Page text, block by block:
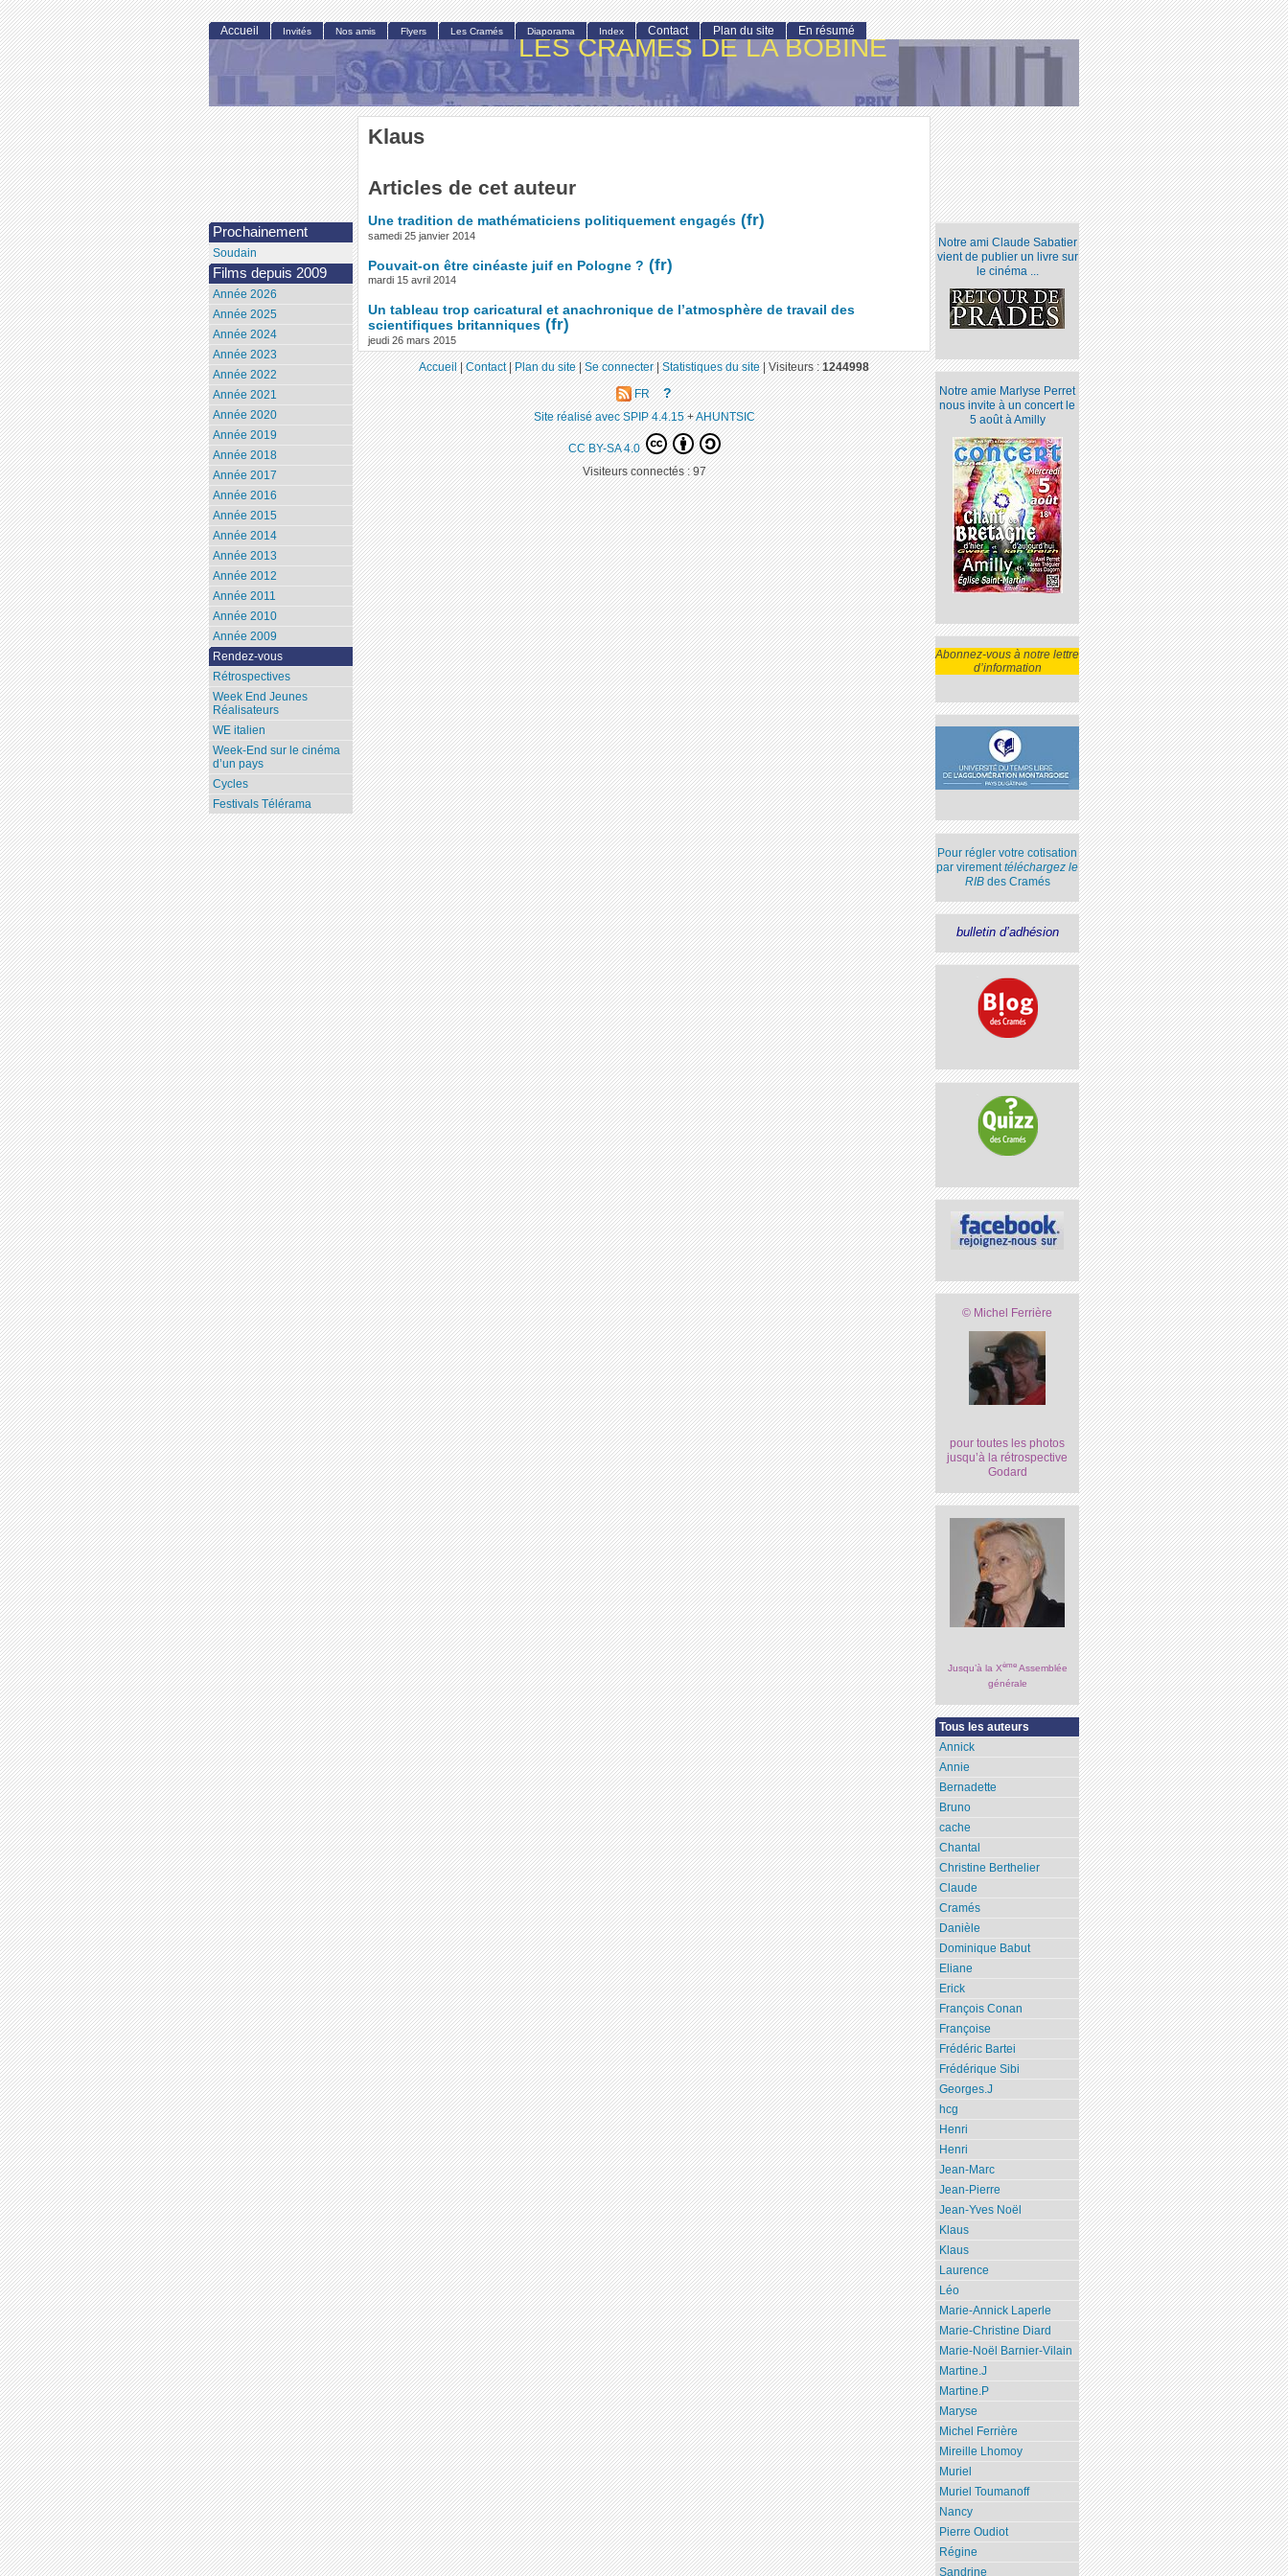
LES CRAMÉS DE LA BOBINE
Klaus
Articles de cet auteur
Une tradition de mathématiciens politiquement engagés
samedi 25 janvier 2014
Pouvait-on être cinéaste juif en Pologne ?
mardi 15 avril 2014
Un tableau trop caricatural et anachronique de l’atmosphère de travail des
scientifiques britanniques
jeudi 26 mars 2015
Notre ami Claude Sabatier
vient de publier un livre sur
le cinéma ...
Notre amie Marlyse Perret
nous invite à un concert le
5 août à Amilly
Abonnez-vous à notre lettre
d’information
Pour régler votre cotisation
par virementtéléchargez le
RIBdes Cramés
bulletin d’adhésion
© Michel Ferrière
pour toutes les photos
jusqu’à la rétrospective
Godard
Jusqu’à la XèmeAssemblée
générale
Tous les auteurs
Annick
Annie
Bernadette
Bruno
cache
Chantal
Christine Berthelier
Claude
Cramés
Danièle
Dominique Babut
Eliane
Erick
François Conan
Françoise
Frédéric Bartei
Frédérique Sibi
Georges.J
hcg
Henri
Henri
Jean-Marc
Jean-Pierre
Jean-Yves Noël
Klaus
Klaus
Laurence
Léo
Marie-Annick Laperle
Marie-Christine Diard
Marie-Noël Barnier-Vilain
Martine.J
Martine.P
Maryse
Michel Ferrière
Mireille Lhomoy
Muriel
Muriel Toumanoff
Nancy
Pierre Oudiot
Régine
Sandrine
Accueil Invités Nos amis Flyers Les Cramés Diaporama Index Contact Plan du site En résumé
Prochainement
Soudain
Films depuis 2009
Année 2026
Année 2025
Année 2024
Année 2023
Année 2022
Année 2021
Année 2020
Année 2019
Année 2018
Année 2017
Année 2016
Année 2015
Année 2014
Année 2013
Année 2012
Année 2011
Année 2010
Année 2009
Rendez-vous
Rétrospectives
Week End Jeunes
Réalisateurs
WE italien
Week-End sur le cinéma
d’un pays
Cycles
Festivals Télérama
Accueil|Contact|Plan du site|Se connecter|Statistiques du site|Visiteurs :1244998
FR ?
Site réalisé avec SPIP 4.4.15+AHUNTSIC
CC BY-SA 4.0
Visiteurs connectés :97